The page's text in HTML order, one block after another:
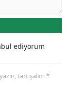
ediyorum
tartışalım *